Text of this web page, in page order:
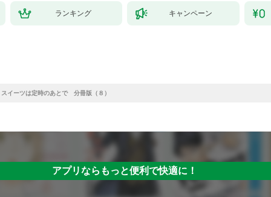
ランキング キャンペーン
スイーツは定時のあとで 分冊版（８）
アプリならもっと便利で快適に！